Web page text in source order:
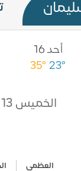
أحد 16
35° 23°
الخميس 13 غشث 2026
العظمى